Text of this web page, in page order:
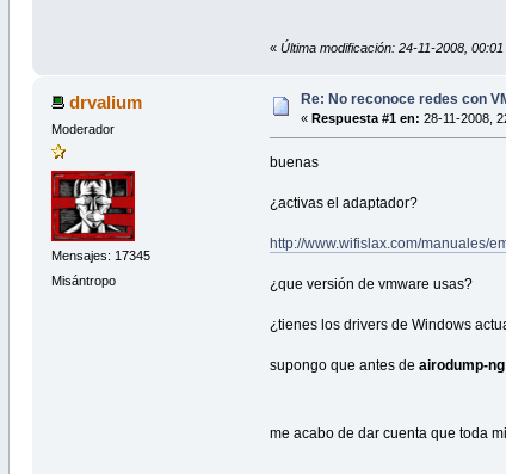
«Última modificación: 24-11-2008,
drvalium
Moderador
Mensajes: 17345
Misántropo
Re: No reconoce redes con
« Respuesta #1 en: 28-11-2008,
buenas
¿activas el adaptador?
http://www.wifislax.com/manuales/
¿que versión de vmware usas?
¿tienes los drivers de Windows
supongo que antes deairodump-ng
me acabo de dar cuenta que toda